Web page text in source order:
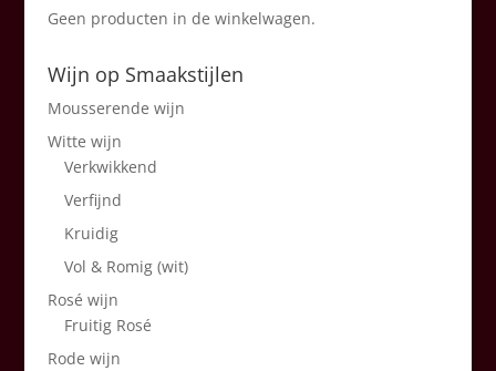
Geen producten in de winkelwagen.
Wijn op Smaakstijlen
Mousserende wijn
Witte wijn
Verkwikkend
Verfijnd
Kruidig
Vol & Romig (wit)
Rosé wijn
Fruitig Rosé
Rode wijn